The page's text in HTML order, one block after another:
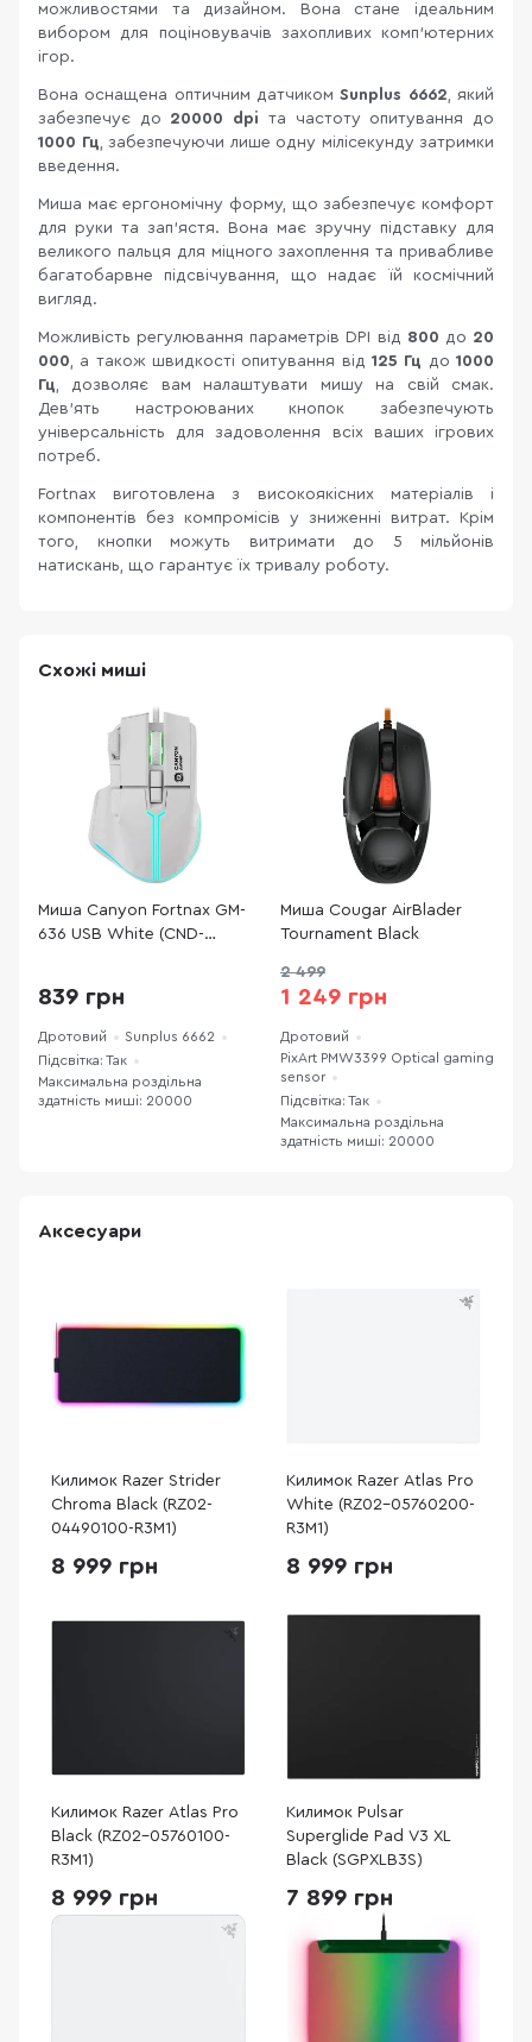
можливостями та дизайном. Вона стане ідеальним
вибором для поціновувачів захопливих комп'ютерних
ігор.
Вона оснащена оптичним датчикомSunplus 6662, який
забезпечує до 20000 dpi та частоту опитування до
1000 Гц, забезпечуючи лише одну мілісекунду затримки
введення.
Миша має ергономічну форму, що забезпечує комфорт
для руки та зап’ястя. Вона має зручну підставку для
великого пальця для міцного захоплення та привабливе
багатобарвне підсвічування, що надає їй космічний
вигляд.
Можливість регулювання параметрів DPI від 800 до 20
000, а також швидкості опитування від 125 Гц до1000
Гц, дозволяє вам налаштувати мишу на свій смак.
Дев’ять настроюваних кнопок забезпечують
універсальність для задоволення всіх ваших ігрових
потреб.
Fortnax виготовлена з високоякісних матеріалів і
компонентів без компромісів у зниженні витрат. Крім
того, кнопки можуть витримати до 5 мільйонів
натискань, що гарантує їх тривалу роботу.
Схожі миші
Миша Canyon Fortnax GM-
636 USB White (CND-
839 грн
Дротовий
Sunplus 6662
Підсвітка: Так
Максимальна роздільна
здатність миші: 20000
Миша Cougar AirBlader
Tournament Black
2 499
1 249 грн
Дротовий
PixArt PMW3399 Optical gaming
sensor
Підсвітка: Так
Максимальна роздільна
здатність миші: 20000
Аксесуари
Килимок Razer Strider
Chroma Black (RZ02-
04490100-R3M1)
8 999 грн
Килимок Razer Atlas Pro
White (RZ02-05760200-
R3M1)
8 999 грн
Килимок Razer Atlas Pro
Black (RZ02-05760100-
R3M1)
8 999 грн
Килимок Pulsar
Superglide Pad V3 XL
Black (SGPXLB3S)
7 899 грн